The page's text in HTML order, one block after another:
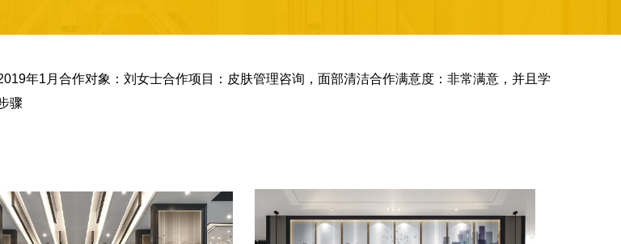
年1月合作对象：刘女士合作项目：皮肤管理咨询，面部清洁合作满意度：非常满意，并且学
骤